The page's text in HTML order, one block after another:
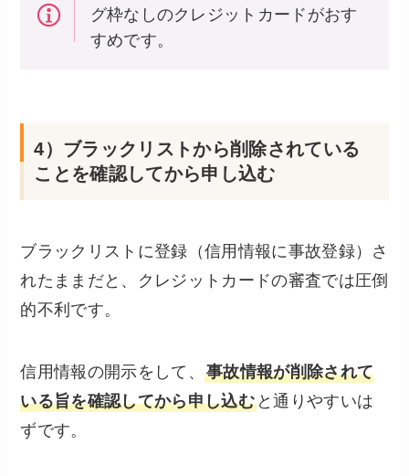
グ枠なしのクレジットカードがおす
すめです。
4）ブラックリストから削除されている
ことを確認してから申し込む
ブラックリストに登録（信用情報に事故登録）さ
れたままだと、クレジットカードの審査では圧倒
的不利です。
信用情報の開示をして、 事故情報が削除されて
いる旨を確認してから申し込むと通りやすいは
ずです。